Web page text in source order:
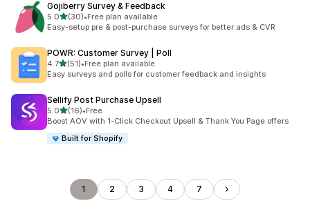
Gojiberry Survey & Feedback
5.0별 5개 중
(30)
총 리뷰 30개
•Free plan available
Easy-setup pre & post-purchase surveys for better ads & CVR
POWR: Customer Survey | Poll
4.7별 5개 중
(51)
총 리뷰 51개
•Free plan available
Easy surveys and polls for customer feedback and insights
Sellify Post Purchase Upsell
5.0별 5개 중
(16)
총 리뷰 16개
•Free
Boost AOV with 1-Click Checkout Upsell & Thank You Page offers
Built for Shopify
1 2 3 4 7